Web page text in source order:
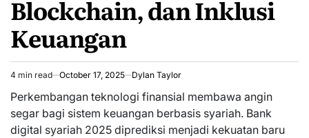
Blockchain, dan Inklusi
Keuangan
Estimated
read
time
4 min read October 17, 2025 Dylan Taylor
Perkembangan teknologi finansial membawa angin
segar bagi sistem keuangan berbasis syariah. Bank
digital syariah 2025 diprediksi menjadi kekuatan baru